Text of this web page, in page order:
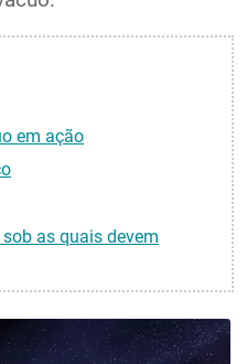
em ação
as quais devem